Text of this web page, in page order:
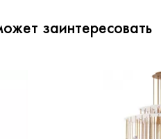
заинтересовать